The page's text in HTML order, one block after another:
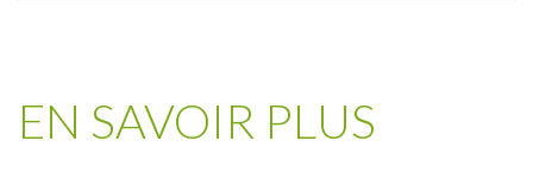
EN SAVOIR PLUS